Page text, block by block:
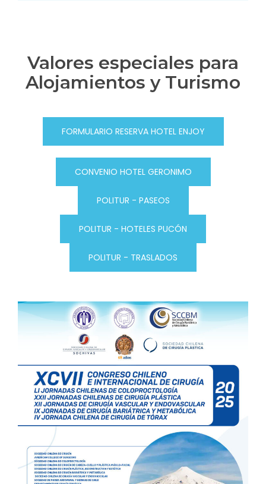
Valores especiales para
Alojamientos y Turismo
FORMULARIO RESERVA HOTEL ENJOY
CONVENIO HOTEL GERONIMO
POLITUR - PASEOS
POLITUR - HOTELES PUCÓN
POLITUR - TRASLADOS